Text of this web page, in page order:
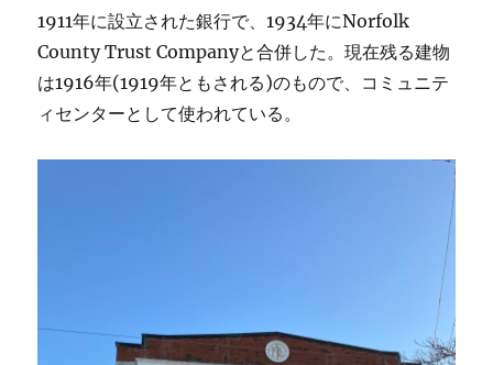
1911年に設立された銀行で、1934年にNorfolk
County Trust Companyと合併した。現在残る建物
は1916年(1919年ともされる)のもので、コミュニテ
ィセンターとして使われている。